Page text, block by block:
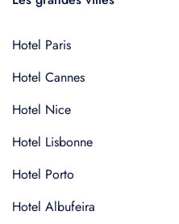
Hotel Paris
Hotel Cannes
Hotel Nice
Hotel Lisbonne
Hotel Porto
Hotel Albufeira